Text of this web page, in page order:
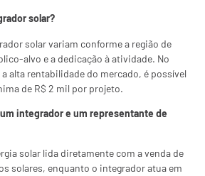
solar?
solar variam conforme a região de
alvo e a dedicação à atividade. No
alta rentabilidade do mercado, é possível
de R$ 2 mil por projeto.
integrador e um representante de
solar lida diretamente com a venda de
solares, enquanto o integrador atua em